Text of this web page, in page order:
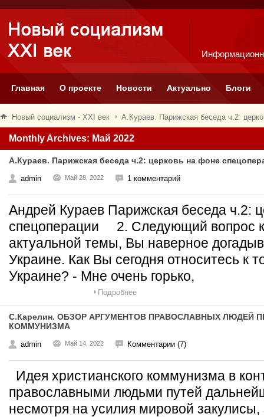
Главная О проекте Новости Актуально Блоги
Новый социализм - XXI век А.Кураев. Парижская беседа ч.2:
Monthly Archives: Май 2022
А.Кураев. Парижская беседа ч.2: церковь на фоне
admin Май 28, 2022 1 комментарий
Андрей Кураев Парижская беседа ч.2:
спецоперации 2. Следующий вопрос
актуальной темы, Bы наверное
Украине. Как Bы сегодня относитесь к
Украине? - Мне очень горько,
Подробнее
С.Карелин. ОБЗОР АРГУМЕНТОВ ПРАВОСЛАВНЫХ ЛЮДЕЙ
КОММУНИЗМА
admin Май 14, 2022 Комментарии (7)
Идея христианского коммунизма в
православными людьми путей
несмотря на усилия мировой